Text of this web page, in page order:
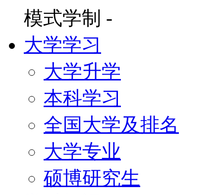
模式学制 -
大学学习
大学升学
本科学习
全国大学及排名
大学专业
硕博研究生